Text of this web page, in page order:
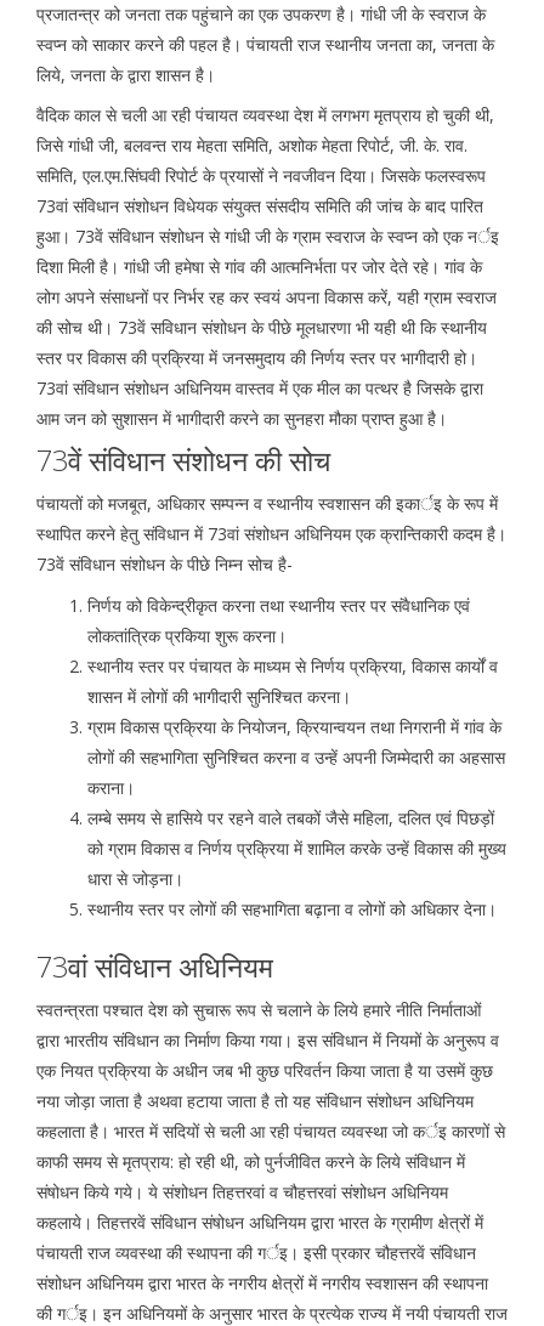
प्रजातन्त्र को जनता तक पहुंचाने का एक उपकरण है। गांधी जी के स्वराज के
स्वप्न को साकार करने की पहल है। पंचायती राज स्थानीय जनता का, जनता के
लिये, जनता के द्वारा शासन है।
वैदिक काल से चली आ रही पंचायत व्यवस्था देश में लगभग मृतप्राय हो चुकी थी,
जिसे गांधी जी, बलवन्त राय मेहता समिति, अशोक मेहता रिपोर्ट, जी. के. राव.
समिति, एल.एम.सिंघवी रिपोर्ट के प्रयासों ने नवजीवन दिया। जिसके फलस्वरूप
73वां संविधान संशोधन विधेयक संयुक्त संसदीय समिति की जांच के बाद पारित
हुआ। 73वें संविधान संशोधन से गांधी जी के ग्राम स्वराज के स्वप्न को एक नर्इ
दिशा मिली है। गांधी जी हमेषा से गांव की आत्मनिर्भता पर जोर देते रहे। गांव के
लोग अपने संसाधनों पर निर्भर रह कर स्वयं अपना विकास करें, यही ग्राम स्वराज
की सोच थी। 73वें सविधान संशोधन के पीछे मूलधारणा भी यही थी कि स्थानीय
स्तर पर विकास की प्रक्रिया में जनसमुदाय की निर्णय स्तर पर भागीदारी हो।
73वां संविधान संशोधन अधिनियम वास्तव में एक मील का पत्थर है जिसके द्वारा
आम जन को सुशासन में भागीदारी करने का सुनहरा मौका प्राप्त हुआ है।
73वें संविधान संशोधन की सोच
पंचायतों को मजबूत, अधिकार सम्पन्न व स्थानीय स्वशासन की इकार्इ के रूप में
स्थापित करने हेतु संविधान में 73वां संशोधन अधिनियम एक क्रान्तिकारी कदम है।
73वें संविधान संशोधन के पीछे निम्न सोच है-
निर्णय को विकेन्द्रीकृत करना तथा स्थानीय स्तर पर संवैधानिक एवं
लोकतांत्रिक प्रकिया शुरू करना।
स्थानीय स्तर पर पंचायत के माध्यम से निर्णय प्रक्रिया, विकास कार्यों व
शासन में लोगों की भागीदारी सुनिश्चित करना।
ग्राम विकास प्रक्रिया के नियोजन, क्रियान्वयन तथा निगरानी में गांव के
लोगों की सहभागिता सुनिश्चित करना व उन्हें अपनी जिम्मेदारी का अहसास
कराना।
लम्बे समय से हासिये पर रहने वाले तबकों जैसे महिला, दलित एवं पिछड़ों
को ग्राम विकास व निर्णय प्रक्रिया में शामिल करके उन्हें विकास की मुख्य
धारा से जोड़ना।
स्थानीय स्तर पर लोगों की सहभागिता बढ़ाना व लोगों को अधिकार देना।
73वां संविधान अधिनियम
स्वतन्त्रता पश्चात देश को सुचारू रूप से चलाने के लिये हमारे नीति निर्माताओं
द्वारा भारतीय संविधान का निर्माण किया गया। इस संविधान में नियमों के अनुरूप व
एक नियत प्रक्रिया के अधीन जब भी कुछ परिवर्तन किया जाता है या उसमें कुछ
नया जोड़ा जाता है अथवा हटाया जाता है तो यह संविधान संशोधन अधिनियम
कहलाता है। भारत में सदियों से चली आ रही पंचायत व्यवस्था जो कर्इ कारणों से
काफी समय से मृतप्राय: हो रही थी, को पुर्नजीवित करने के लिये संविधान में
संषोधन किये गये। ये संशोधन तिहत्तरवां व चौहत्तरवां संशोधन अधिनियम
कहलाये। तिहत्तरवें संविधान संषोधन अधिनियम द्वारा भारत के ग्रामीण क्षेत्रों में
पंचायती राज व्यवस्था की स्थापना की गर्इ। इसी प्रकार चौहत्तरवें संविधान
संशोधन अधिनियम द्वारा भारत के नगरीय क्षेत्रों में नगरीय स्वशासन की स्थापना
की गर्इ। इन अधिनियमों के अनुसार भारत के प्रत्येक राज्य में नयी पंचायती राज